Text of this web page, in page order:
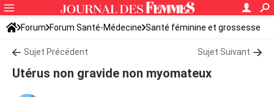
Forum Forum Santé-Médecine Santé féminine et grossesse
Tomber enceinte
Sujet Précédent Sujet Suivant
Utérus non gravide non myomateux